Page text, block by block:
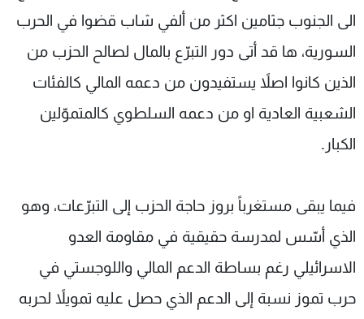
الى الجنوب جثامين اكثر من ألفي شاب قضوا في الحرب
السورية، ها قد أتى دور التبرّع بالمال لصالح الحزب من
الذين كانوا اصلاً يستفيدون من دعمه المالي كالفئات
الشعبية العادية او من دعمه السلطوي كالمتموّلين
الكبار.
فيما يبقى مستغرباً بروز حاجة الحزب إلى التبرّعات، وهو
الذي أسّس لمدرسة حقيقية في مقاومة العدو
الاسرائيلي رغم بساطة الدعم المالي واللوجستي في
حرب تموز نسبة إلى الدعم الذي حصل عليه تمويلاً لحربه